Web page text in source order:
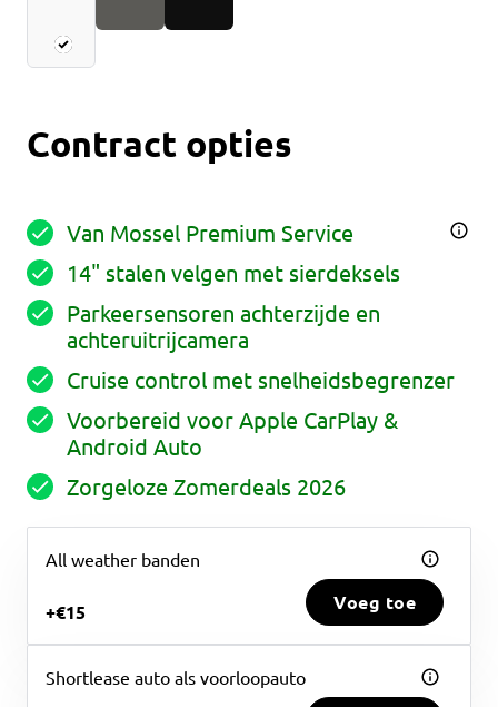
Contract opties
Van Mossel Premium Service
14" stalen velgen met sierdeksels
Parkeersensoren achterzijde en
achteruitrijcamera
Cruise control met snelheidsbegrenzer
Voorbereid voor Apple CarPlay &
Android Auto
Zorgeloze Zomerdeals 2026
All weather banden
+€15 Voeg toe
Shortlease auto als voorloopauto